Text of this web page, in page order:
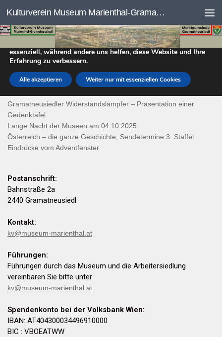
Skip to content Kulturverein Museum Marienthal-Gramatneusiedl
DER KULTURVEREIN
Gramatneusiedler Widerstandslämpfer – Präsentation einer
Gedenktafel
Lange Nacht der Museen am 04.10.2025
Österreich – die ganze Geschichte, Sendetermine 3. Staffel
Eindrücke vom Adventfenster
Postanschrift:
Bahnstraße 2a
2440 Gramatneusiedl
Kontakt:
kv@museum-marienthal.at
Führungen:
Führungen durch das Museum und die Arbeitersiedlung
vereinbaren Sie bitte unter
kv@museum-marienthal.at
Spendenkonto bei der Volksbank Wien:
IBAN: AT404300034496910000
BIC : VBOEATWW
DATENSCHUTZEINSTELLUNGEN
Wir nutzen Cookies auf unserer Website. Einige von ihnen sind
essenziell, während andere uns helfen, diese Website und Ihre
Erfahrung zu verbessern.
Alle akzeptieren Weiter nur mit essenziellen Cookies